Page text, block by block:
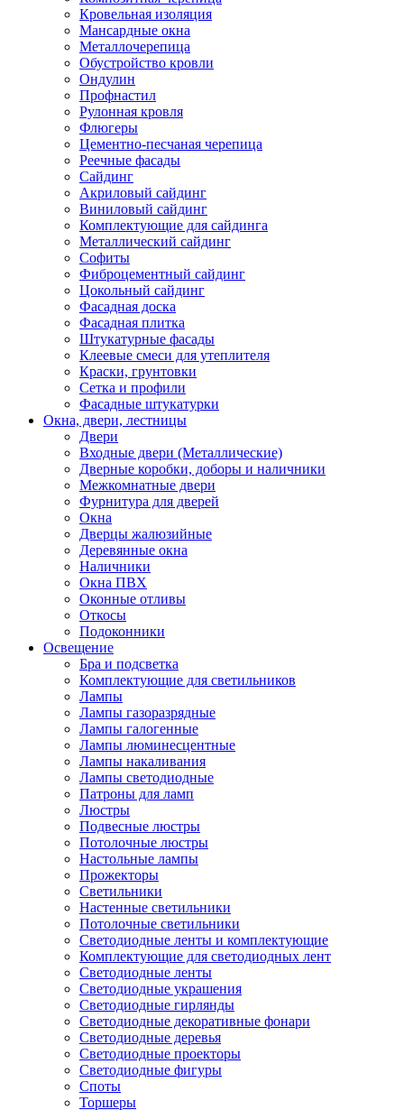
Кровельная изоляция
Мансардные окна
Металлочерепица
Обустройство кровли
Ондулин
Профнастил
Рулонная кровля
Флюгеры
Цементно-песчаная черепица
Реечные фасады
Сайдинг
Акриловый сайдинг
Виниловый сайдинг
Комплектующие для сайдинга
Металлический сайдинг
Софиты
Фиброцементный сайдинг
Цокольный сайдинг
Фасадная доска
Фасадная плитка
Штукатурные фасады
Клеевые смеси для утеплителя
Краски, грунтовки
Сетка и профили
Фасадные штукатурки
Окна, двери, лестницы
Двери
Входные двери (Металлические)
Дверные коробки, доборы и наличники
Межкомнатные двери
Фурнитура для дверей
Окна
Дверцы жалюзийные
Деревянные окна
Наличники
Окна ПВХ
Оконные отливы
Откосы
Подоконники
Освещение
Бра и подсветка
Комплектующие для светильников
Лампы
Лампы газоразрядные
Лампы галогенные
Лампы люминесцентные
Лампы накаливания
Лампы светодиодные
Патроны для ламп
Люстры
Подвесные люстры
Потолочные люстры
Настольные лампы
Прожекторы
Светильники
Настенные светильники
Потолочные светильники
Светодиодные ленты и комплектующие
Комплектующие для светодиодных лент
Светодиодные ленты
Светодиодные украшения
Светодиодные гирлянды
Светодиодные декоративные фонари
Светодиодные деревья
Светодиодные проекторы
Светодиодные фигуры
Споты
Торшеры